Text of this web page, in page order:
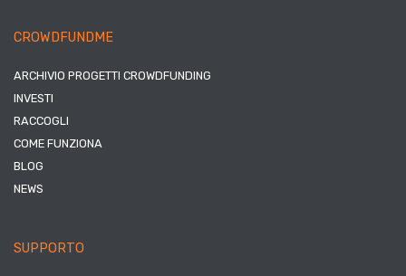
CROWDFUNDME
ARCHIVIO PROGETTI CROWDFUNDING
INVESTI
RACCOGLI
COME FUNZIONA
BLOG
NEWS
SUPPORTO